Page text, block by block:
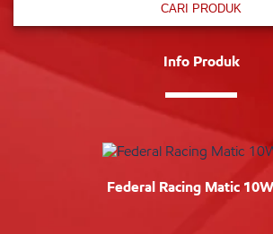
CARI PRODUK
Info Produk
Federal Racing Matic